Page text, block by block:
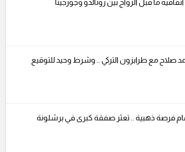
ما قبل الزواج بين رونالدو وجورجينا
صلاح مع طرابزون التركي .. وشرط وحيد للتوقيع
فرصة ذهبية .. تعثر صفقة كبرى في برشلونة